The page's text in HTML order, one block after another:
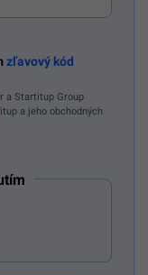
zľavový kód
a Startitup Group
a jeho obchodných